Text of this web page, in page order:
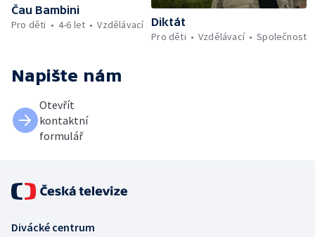
Čau Bambini
Pro děti
4-6 let Vzdělávací
Diktát
Pro děti
Vzdělávací Společnost
Napište nám
Otevřít
kontaktní
formulář
Divácké centrum